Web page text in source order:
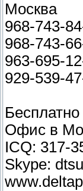
Москва
968-743-
968-743-
963-695-
929-539-
Офис в
ICQ: 317-
Skype: